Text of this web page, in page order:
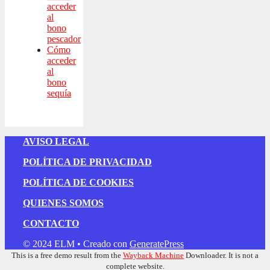
acceder
al
bono
pescador
Cómo
acceder
al
bono
sequía
AVISO LEGAL
POLÍTICA DE PRIVACIDAD
POLÍTICA DE COOKIES
QUIENES SOMOS
CONTACTO
© 2024 ELM • Creado con GeneratePress
This is a free demo result from the Wayback Machine Downloader. It is not a
complete website.